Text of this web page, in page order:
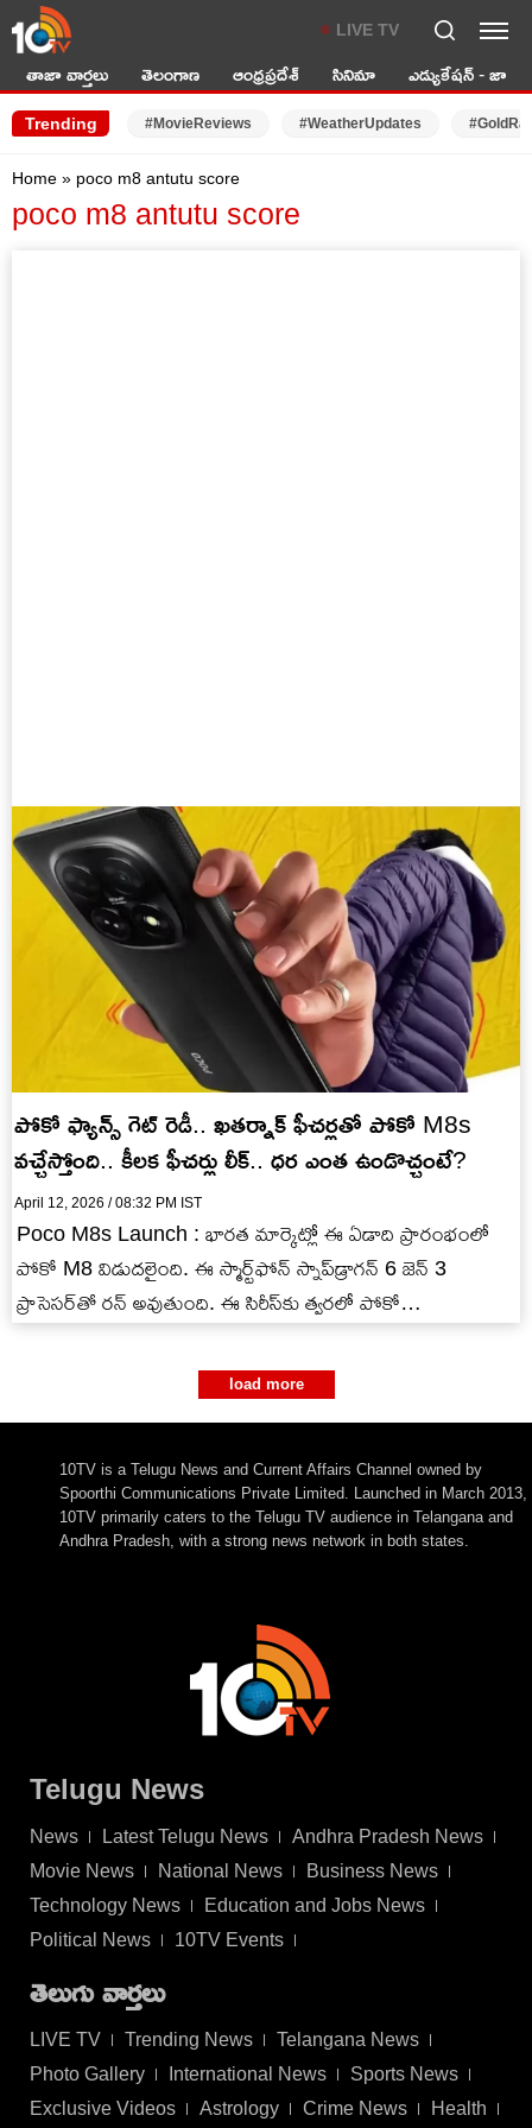
LIVE TV
తాజా వార్తలు తెలంగాణ ఆంధ్రప్రదేశ్ సినిమా ఎడ్యుకేషన్ - జాబ్స్
Trending #MovieReviews #WeatherUpdates
Home » poco m8 antutu score
poco m8 antutu score
పోకో ఫ్యాన్స్ గెట్ రెడీ.. ఖతర్నాక్ ఫీచర్లతో పోకో M8s
వచ్చేస్తోంది.. కీలక ఫీచర్లు లీక్.. ధర ఎంత ఉండొచ్చంటే?
April 12, 2026 / 08:32 PM IST
Poco M8s Launch : భారత మార్కెట్లో ఈ ఏడాది ప్రారంభంలో
పోకో M8 విడుదలైంది. ఈ స్మార్ట్‌ఫోన్ స్నాప్‌డ్రాగన్ 6 జెన్ 3
ప్రాసెసర్‌తో రన్ అవుతుంది. ఈ సిరీస్‌కు త్వరలో పోకో…
load more
10TV is a Telugu News and Current Affairs Channel owned by
Spoorthi Communications Private Limited. Launched in March 2013,
10TV primarily caters to the Telugu TV audience in Telangana and
Andhra Pradesh, with a strong news network in both states.
Telugu News
News Latest Telugu News
Andhra Pradesh News
Movie News
National News
Business News
Technology News
Education and Jobs News
Political News
10TV Events
తెలుగు వార్తలు
LIVE TV Trending News
Telangana News
Photo Gallery
International News
Sports News
Exclusive Videos
Astrology Crime News Health